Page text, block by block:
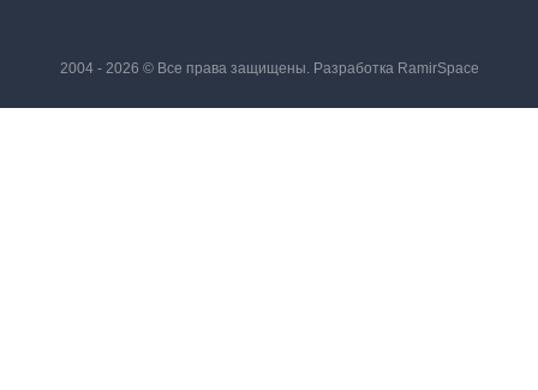
2004 - 2026 © Все права защищены. Разработка RamirSpace